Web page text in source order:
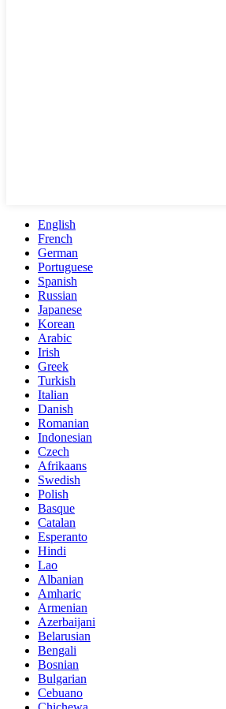
English
French
German
Portuguese
Spanish
Russian
Japanese
Korean
Arabic
Irish
Greek
Turkish
Italian
Danish
Romanian
Indonesian
Czech
Afrikaans
Swedish
Polish
Basque
Catalan
Esperanto
Hindi
Lao
Albanian
Amharic
Armenian
Azerbaijani
Belarusian
Bengali
Bosnian
Bulgarian
Cebuano